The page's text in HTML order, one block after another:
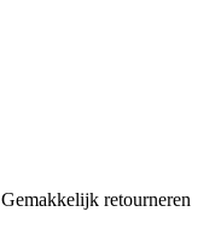
Gemakkelijk retourneren